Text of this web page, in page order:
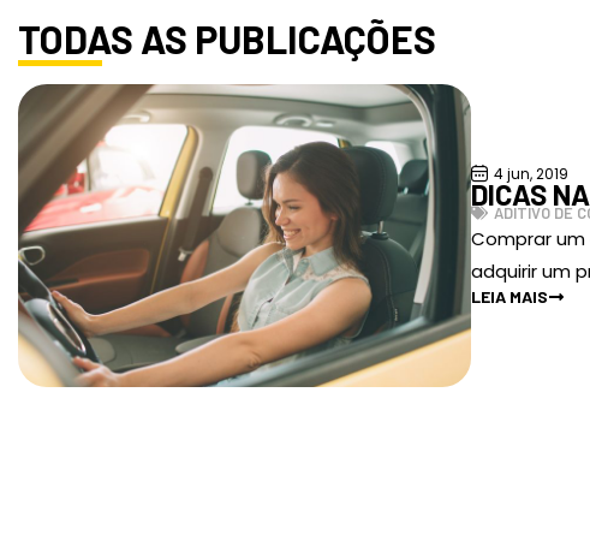
TODAS AS PUBLICAÇÕES
4 jun, 2019
DICAS
ADITIVO DE
Comprar
adquirir um
LEIA MAIS